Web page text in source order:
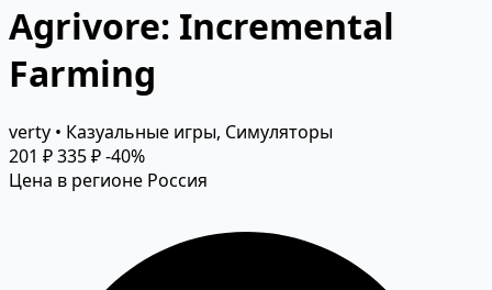
Agrivore: Incremental
Farming
verty • Казуальные игры, Симуляторы
201 ₽335 ₽-40%
Цена в регионе Россия